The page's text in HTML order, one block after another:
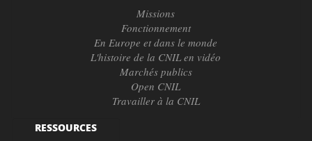
Missions
Fonctionnement
En Europe et dans le monde
L'histoire de la CNIL en vidéo
Marchés publics
Open CNIL
Travailler à la CNIL
RESSOURCES